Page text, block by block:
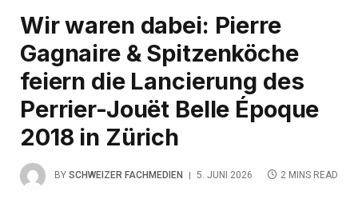
Wir waren dabei: Pierre
Gagnaire & Spitzenköche
feiern die Lancierung des
Perrier-Jouët Belle Époque
2018 in Zürich
BY SCHWEIZER FACHMEDIEN 5. JUNI 2026 2 MINS READ